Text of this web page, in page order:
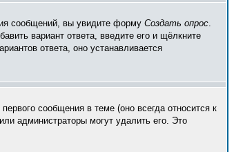
сообщений, вы увидите форму Создать опрос.
вариант ответа, введите его и щёлкните
ответа, оно устанавливается
сообщения в теме (оно всегда относится к
администраторы могут удалить его. Это